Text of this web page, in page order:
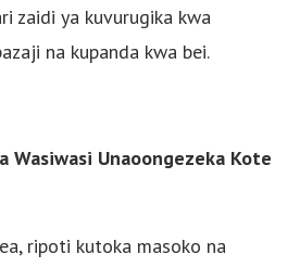
zaidi ya kuvurugika kwa
na kupanda kwa bei.
Wasiwasi Unaoongezeka Kote
ripoti kutoka masoko na